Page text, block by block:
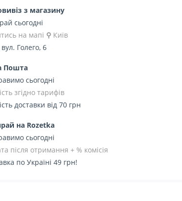
з магазину
сьогодні
на мапі ⚲ Київ
вул. Голего, 6
Пошта
сьогодні
згідно тарифів
доставки від 70 грн
на Rozetka
сьогодні
після отримання + % комісія
по Україні 49 грн!